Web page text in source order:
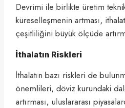
Devrimi ile birlikte üretim
küreselleşmenin artması,
çeşitliliğini büyük ölçüde
İthalatın Riskleri
İthalatın bazı riskleri de
önemlileri, döviz kurundaki
artırması, uluslararası